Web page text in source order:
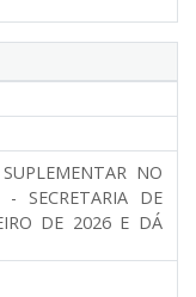
NO
SECRETARIA DE
DE 2026 E DÁ